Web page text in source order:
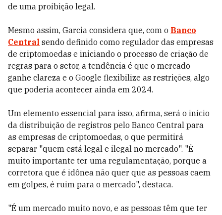
de uma proibição legal.
Mesmo assim, Garcia considera que, com o Banco
Central sendo definido como regulador das empresas
de criptomoedas e iniciando o processo de criação de
regras para o setor, a tendência é que o mercado
ganhe clareza e o Google flexibilize as restrições, algo
que poderia acontecer ainda em 2024.
Um elemento essencial para isso, afirma, será o início
da distribuição de registros pelo Banco Central para
as empresas de criptomoedas, o que permitirá
separar "quem está legal e ilegal no mercado". "É
muito importante ter uma regulamentação, porque a
corretora que é idônea não quer que as pessoas caem
em golpes, é ruim para o mercado", destaca.
"É um mercado muito novo, e as pessoas têm que ter